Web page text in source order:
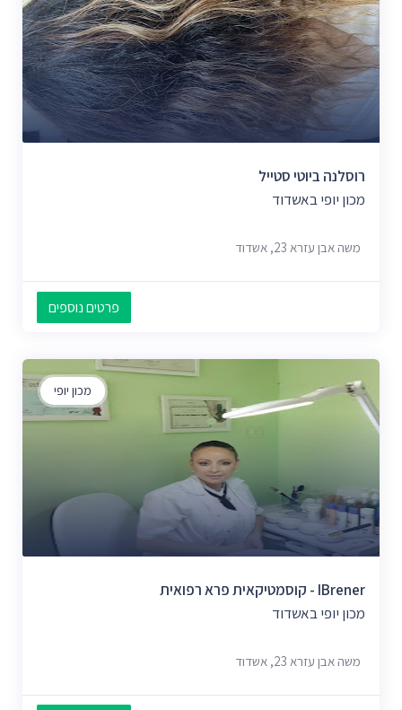
רוסלנה ביוטי סטייל
מכון יופי באשדוד
משה אבן עזרא 23, אשדוד
פרטים נוספים
מכון יופי
IBrener - קוסמטיקאית פרא רפואית
מכון יופי באשדוד
משה אבן עזרא 23, אשדוד